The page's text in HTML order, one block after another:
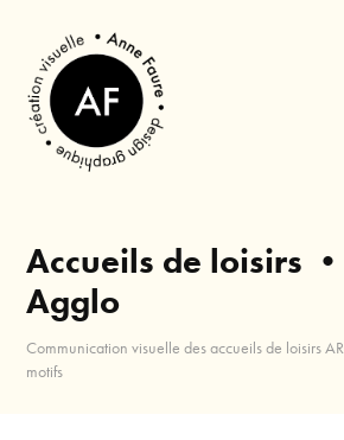
Accueils de loisirs •
Agglo
Communication visuelle des accueils de loisirs
motifs